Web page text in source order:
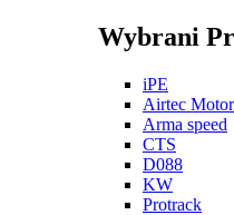
Wybrani
iPE
Airtec
Arma speed
CTS
D088
KW
Protrack